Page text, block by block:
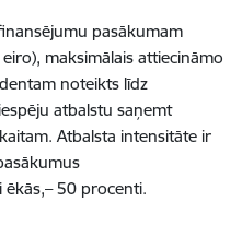
pasākumam
maksimālais attiecināmo
noteikts līdz
atbalstu saņemt
Atbalsta intensitāte ir
50 procenti.